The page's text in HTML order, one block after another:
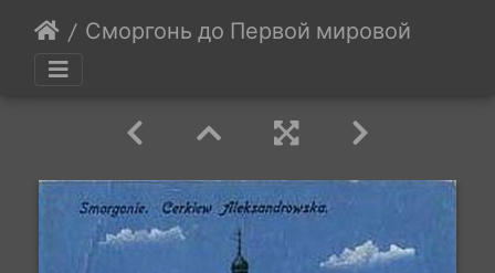
Сморгонь до Первой мировой войны